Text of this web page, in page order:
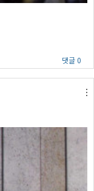
댓글 0